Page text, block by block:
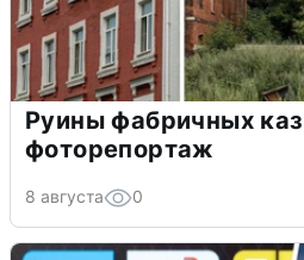
Руины фабричных
фоторепортаж
8 августа 0